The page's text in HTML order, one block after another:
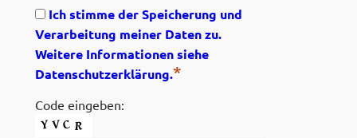
Ich stimme der Speicherung und
Verarbeitung meiner Daten zu.
Weitere Informationen siehe
Datenschutzerklärung.*
Code eingeben: